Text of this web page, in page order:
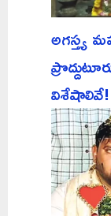
అగస్త్య
విశేషాలివే!